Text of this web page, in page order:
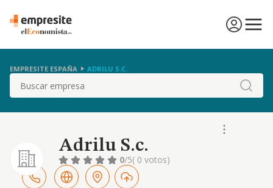
EMPRESITE ESPAÑA ADRILU S.C.
Buscar
Adrilu S.c.
0/5( 0 votos)